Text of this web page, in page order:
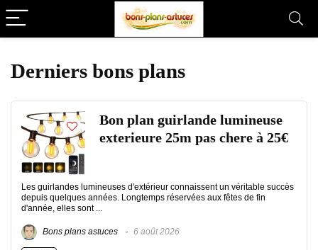
Derniers bons plans
Bon plan guirlande lumineuse
exterieure 25m pas chere à 25€
Les guirlandes lumineuses d'extérieur connaissent un véritable succès
depuis quelques années. Longtemps réservées aux fêtes de fin
d'année, elles sont ...
Bons plans astuces 6 août 2026